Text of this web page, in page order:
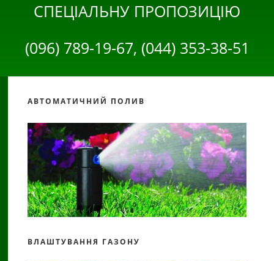
СПЕЦІАЛЬНУ ПРОПОЗИЦІЮ
(096) 789-19-67, (044) 353-38-51
АВТОМАТИЧНИЙ ПОЛИВ
ВЛАШТУВАННЯ ГАЗОНУ